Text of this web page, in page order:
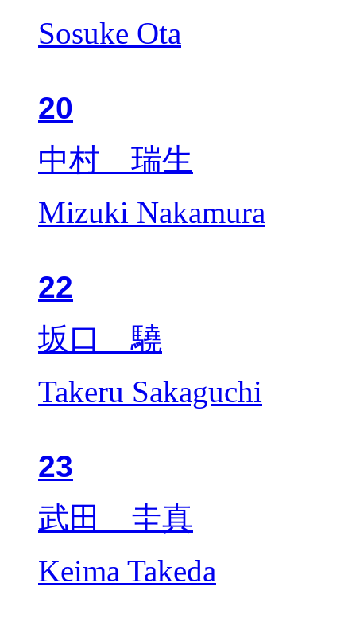
Sosuke Ota
20
中村 瑞生
Mizuki Nakamura
22
坂口 驍
Takeru Sakaguchi
23
武田 圭真
Keima Takeda